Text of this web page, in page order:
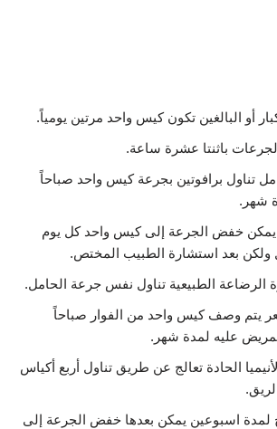
أو البالغين تكون كيس واحد مرتين يومياً.
باثنتا عشرة ساعة.
تناول برافوتين بجرعة كيس واحد صباحاً
شهر.
خفض الجرعة إلى كيس واحد كل يوم
ولكن بعد استشارة الطبيب المختص.
الرضاعة الطبيعية تناول نفس جرعة الحامل.
يتم وصف كيس واحد من الفوار صباحاً
عليه لمدة شهر.
الحادة تعالج عن طريق تناول أربع أكياس
لمدة اسبوعين يمكن بعدها خفض الجرعة إلى